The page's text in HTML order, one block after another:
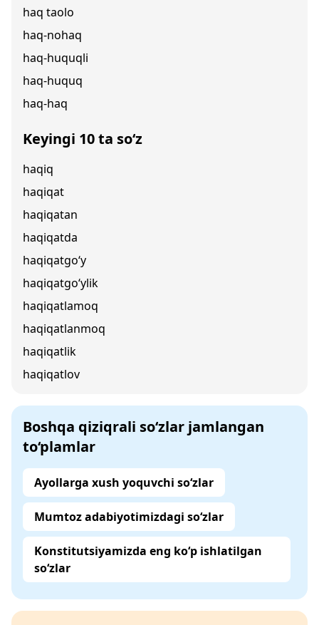
haq taolo
haq-nohaq
haq-huquqli
haq-huquq
haq-haq
Keyingi 10 ta so‘z
haqiq
haqiqat
haqiqatan
haqiqatda
haqiqatgo‘y
haqiqatgo‘ylik
haqiqatlamoq
haqiqatlanmoq
haqiqatlik
haqiqatlov
Boshqa qiziqrali so‘zlar jamlangan
to‘plamlar
Ayollarga xush yoquvchi so‘zlar
Mumtoz adabiyotimizdagi so‘zlar
Konstitutsiyamizda eng ko‘p ishlatilgan
so‘zlar